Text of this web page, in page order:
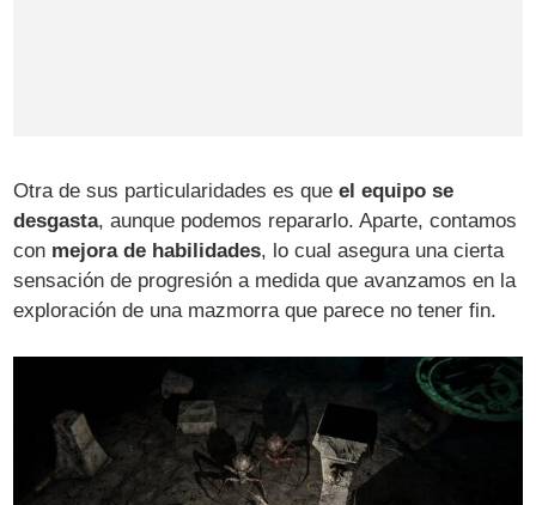
Otra de sus particularidades es queel equipo se
desgasta, aunque podemos repararlo. Aparte, contamos
con mejora de habilidades, lo cual asegura una cierta
sensación de progresión a medida que avanzamos en la
exploración de una mazmorra que parece no tener fin.